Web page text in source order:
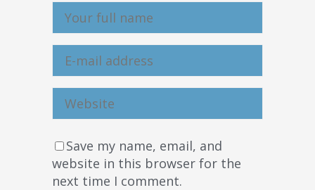
Save my name, email, and
website in this browser for the
next time I comment.